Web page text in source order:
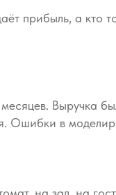
прибыль, а кто
Выручка
Ошибки в